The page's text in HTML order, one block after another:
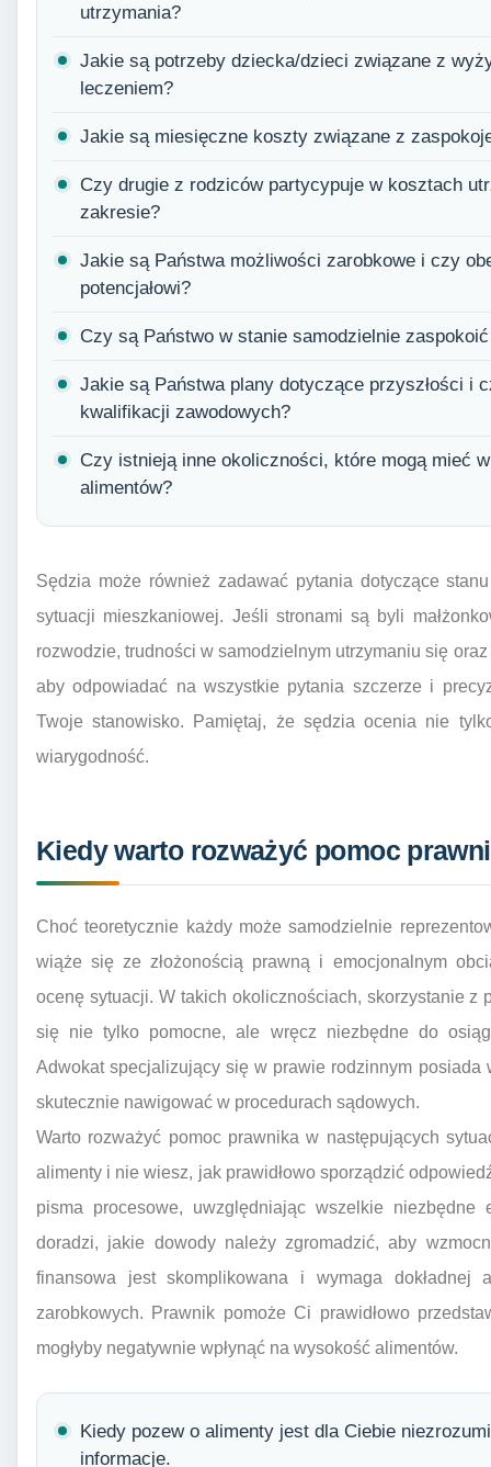
utrzymania?
Jakie są potrzeby dziecka/dzieci związane z
leczeniem?
Jakie są miesięczne koszty związane z
Czy drugie z rodziców partycypuje w kosztach
zakresie?
Jakie są Państwa możliwości zarobkowe i czy
potencjałowi?
Czy są Państwo w stanie samodzielnie
Jakie są Państwa plany dotyczące przyszłości i
kwalifikacji zawodowych?
Czy istnieją inne okoliczności, które mogą mieć
alimentów?
Sędzia może również zadawać pytania dotyczące
sytuacji mieszkaniowej. Jeśli stronami są byli
rozwodzie, trudności w samodzielnym utrzymaniu się
aby odpowiadać na wszystkie pytania szczerze i
Twoje stanowisko. Pamiętaj, że sędzia ocenia nie
wiarygodność.
Kiedy warto rozważyć pomoc
Choć teoretycznie każdy może samodzielnie
wiąże się ze złożonością prawną i emocjonalnym
ocenę sytuacji. W takich okolicznościach, skorzystanie z
się nie tylko pomocne, ale wręcz niezbędne do
Adwokat specjalizujący się w prawie rodzinnym
skutecznie nawigować w procedurach sądowych.
Warto rozważyć pomoc prawnika w następujących
alimenty i nie wiesz, jak prawidłowo sporządzić
pisma procesowe, uwzględniając wszelkie
doradzi, jakie dowody należy zgromadzić, aby
finansowa jest skomplikowana i wymaga dokładnej
zarobkowych. Prawnik pomoże Ci prawidłowo
mogłyby negatywnie wpłynąć na wysokość alimentów.
Kiedy pozew o alimenty jest dla Ciebie
informacje.